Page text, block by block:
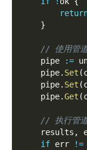
}
// 使用管道
    pipe
:=
    pipe
. Set (
    pipe
. Set (
    pipe
.Get (
// 执行管道
    results
,
if err !=